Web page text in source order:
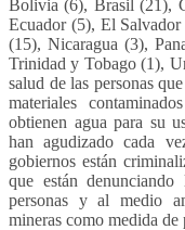
Bolivia (6), Brasil (21),
Ecuador (5), El
(15), Nicaragua (3),
Trinidad y Tobago (1),
salud de las personas
materiales
obtienen agua para su
han agudizado cada
gobiernos están
que están
personas y al medio
mineras como medida de